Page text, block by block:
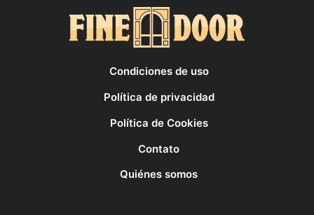
Condiciones de uso
Política de privacidad
Política de Cookies
Contato
Quiénes somos